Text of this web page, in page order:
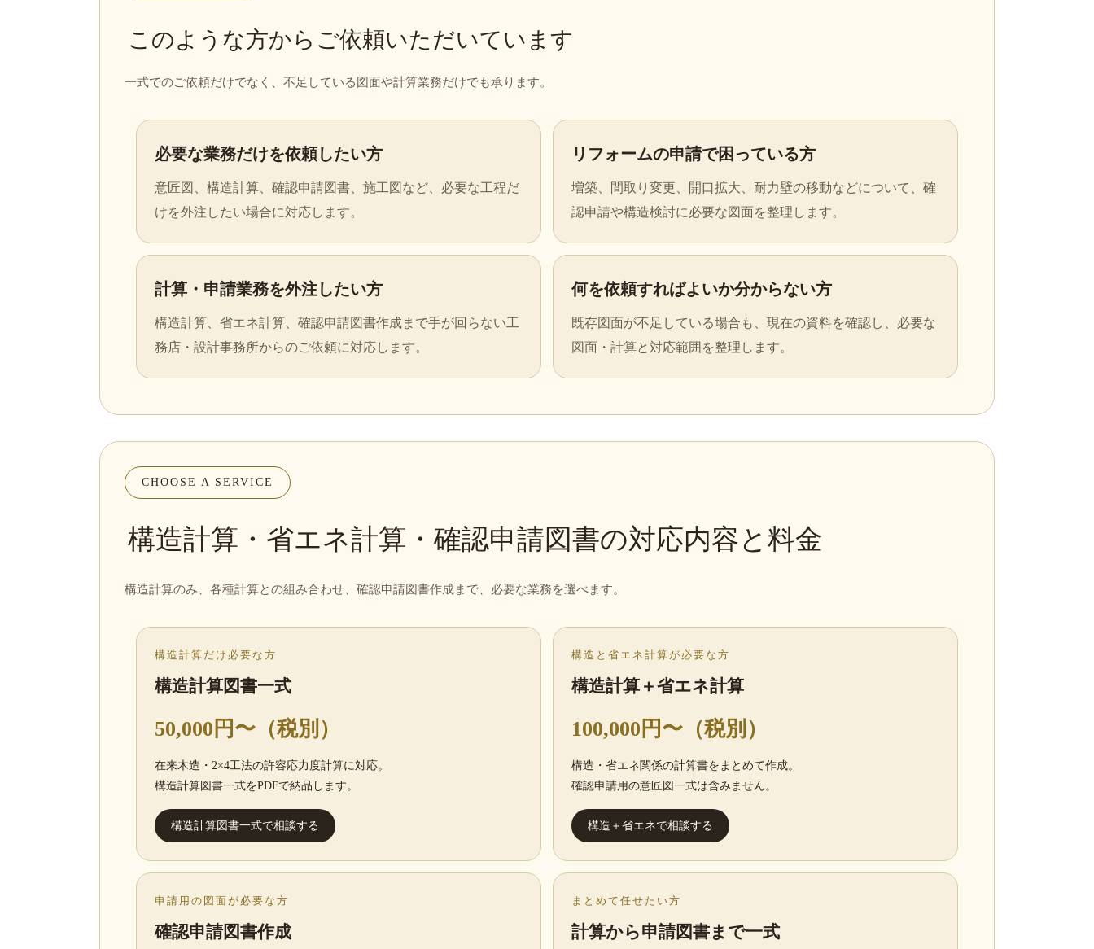
このような方からご依頼いただいています
一式でのご依頼だけでなく、不足している図面や計算業務だけでも承ります。
必要な業務だけを依頼したい方
意匠図、構造計算、確認申請図書、施工図など、必要な工程だ
けを外注したい場合に対応します。
リフォームの申請で困っている方
増築、間取り変更、開口拡大、耐力壁の移動などについて、確
認申請や構造検討に必要な図面を整理します。
計算・申請業務を外注したい方
構造計算、省エネ計算、確認申請図書作成まで手が回らない工
務店・設計事務所からのご依頼に対応します。
何を依頼すればよいか分からない方
既存図面が不足している場合も、現在の資料を確認し、必要な
図面・計算と対応範囲を整理します。
CHOOSE A SERVICE
構造計算・省エネ計算・確認申請図書の対応内容と料金
構造計算のみ、各種計算との組み合わせ、確認申請図書作成まで、必要な業務を選べます。
構造計算だけ必要な方
構造計算図書一式
50,000円〜（税別）
在来木造・2×4工法の許容応力度計算に対応。
構造計算図書一式をPDFで納品します。
構造計算図書一式で相談する
構造と省エネ計算が必要な方
構造計算＋省エネ計算
100,000円〜（税別）
構造・省エネ関係の計算書をまとめて作成。
確認申請用の意匠図一式は含みません。
構造＋省エネで相談する
申請用の図面が必要な方
確認申請図書作成
まとめて任せたい方
計算から申請図書まで一式